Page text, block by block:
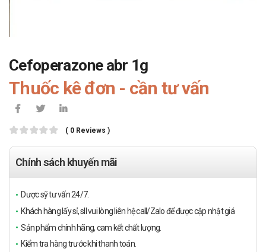
Cefoperazone abr 1g
Thuốc kê đơn - cần tư vấn
( 0 Reviews )
Chính sách khuyến mãi
Dược sỹ tư vấn 24/7.
Khách hàng lấy sỉ, sll vui lòng liên hệ call/Zalo để được cập nhật giá
Sản phẩm chính hãng, cam kết chất lượng.
Kiểm tra hàng trước khi thanh toán.